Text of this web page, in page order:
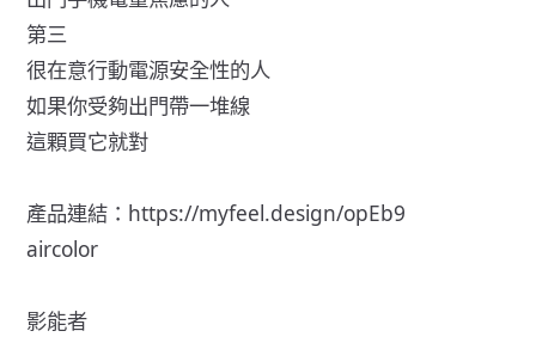
第三
很在意行動電源安全性的人
如果你受夠出門帶一堆線
這顆買它就對
產品連結： https://myfeel.design/opEb9
aircolor
影能者